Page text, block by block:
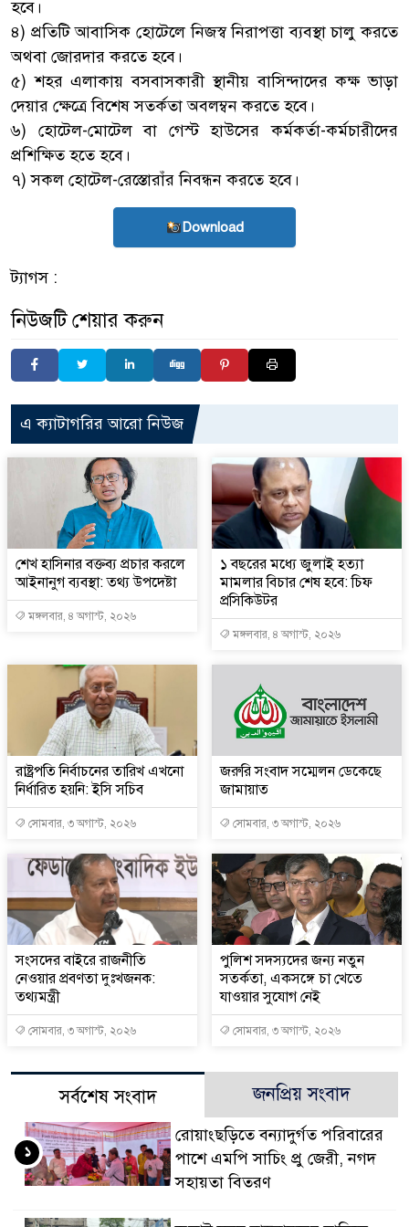
হবে।
৪) প্রতিটি আবাসিক হোটেলে নিজস্ব নিরাপত্তা ব্যবস্থা চালু করতে
অথবা জোরদার করতে হবে।
৫) শহর এলাকায় বসবাসকারী স্থানীয় বাসিন্দাদের কক্ষ ভাড়া
দেয়ার ক্ষেত্রে বিশেষ সতর্কতা অবলম্বন করতে হবে।
৬) হোটেল-মোটেল বা গেস্ট হাউসের কর্মকর্তা-কর্মচারীদের
প্রশিক্ষিত হতে হবে।
৭) সকল হোটেল-রেস্তোরাঁর নিবন্ধন করতে হবে।
Download
ট্যাগস :
নিউজটি শেয়ার করুন
এ ক্যাটাগরির আরো নিউজ
শেখ হাসিনার বক্তব্য প্রচার করলে
আইনানুগ ব্যবস্থা: তথ্য উপদেষ্টা
মঙ্গলবার, ৪ অগাস্ট, ২০২৬
১ বছরের মধ্যে জুলাই হত্যা
মামলার বিচার শেষ হবে: চিফ
প্রসিকিউটর
মঙ্গলবার, ৪ অগাস্ট, ২০২৬
রাষ্ট্রপতি নির্বাচনের তারিখ এখনো
নির্ধারিত হয়নি: ইসি সচিব
সোমবার, ৩ অগাস্ট, ২০২৬
জরুরি সংবাদ সম্মেলন ডেকেছে
জামায়াত
সোমবার, ৩ অগাস্ট, ২০২৬
সংসদের বাইরে রাজনীতি
নেওয়ার প্রবণতা দুঃখজনক:
তথ্যমন্ত্রী
সোমবার, ৩ অগাস্ট, ২০২৬
পুলিশ সদস্যদের জন্য নতুন
সতর্কতা, একসঙ্গে চা খেতে
যাওয়ার সুযোগ নেই
সোমবার, ৩ অগাস্ট, ২০২৬
সর্বশেষ সংবাদ জনপ্রিয় সংবাদ
রোয়াংছড়িতে বন্যাদুর্গত পরিবারের
পাশে এমপি সাচিং প্রু জেরী, নগদ
সহায়তা বিতরণ
১